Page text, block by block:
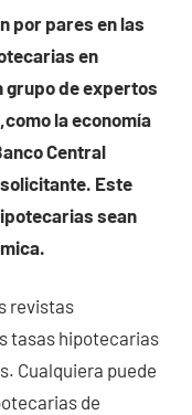
por pares en las
en
grupo de expertos
la economía
Central
Este
sean
revistas
tasas hipotecarias
Cualquiera puede
de